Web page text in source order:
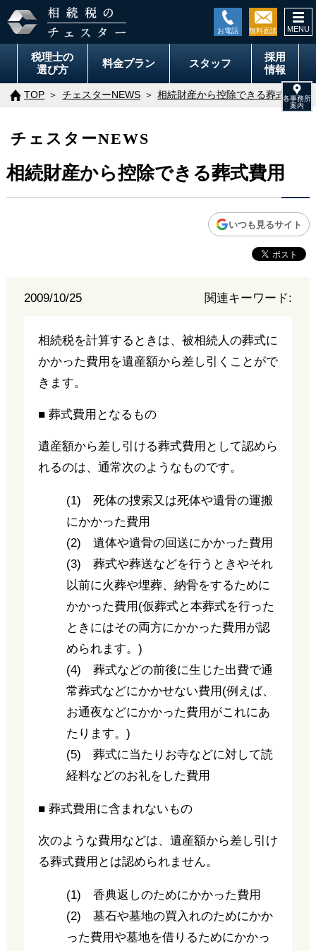
税理士の
選び方
料金プラン スタッフ
採用
情報
TOP チェスターNEWS 相続財産から控除できる葬式費用
チェスターNEWS
相続財産から控除できる葬式費用
いつも見るサイト
2009/10/25 関連キーワード:
相続税を計算するときは、被相続人の葬式に
かかった費用を遺産額から差し引くことがで
きます。
■ 葬式費用となるもの
遺産額から差し引ける葬式費用として認めら
れるのは、通常次のようなものです。
(1) 死体の捜索又は死体や遺骨の運搬
にかかった費用
(2) 遺体や遺骨の回送にかかった費用
(3) 葬式や葬送などを行うときやそれ
以前に火葬や埋葬、納骨をするために
かかった費用(仮葬式と本葬式を行った
ときにはその両方にかかった費用が認
められます。)
(4) 葬式などの前後に生じた出費で通
常葬式などにかかせない費用(例えば、
お通夜などにかかった費用がこれにあ
たります。)
(5) 葬式に当たりお寺などに対して読
経料などのお礼をした費用
■ 葬式費用に含まれないもの
次のような費用などは、遺産額から差し引け
る葬式費用とは認められません。
(1) 香典返しのためにかかった費用
(2) 墓石や墓地の買入れのためにかか
った費用や墓地を借りるためにかかっ